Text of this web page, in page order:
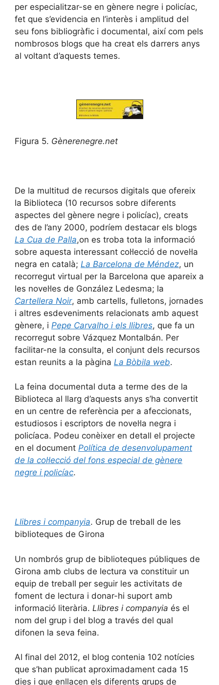
per especialitzar-se en gènere negre i policíac,
fet que s’evidencia en l’interès i amplitud del
seu fons bibliogràfic i documental, així com pels
nombrosos blogs que ha creat els darrers anys
al voltant d’aquests temes.
Figura 5. Gènerenegre.net
De la multitud de recursos digitals que ofereix
la Biblioteca (10 recursos sobre diferents
aspectes del gènere negre i policíac), creats
des de l’any 2000, podríem destacar els blogs
La Cua de Palla,on es troba tota la informació
sobre aquesta interessant col·lecció de novel·la
negra en català; La Barcelona de Méndez, un
recorregut virtual per la Barcelona que apareix a
les novel·les de González Ledesma; la
Cartellera Noir, amb cartells, fulletons, jornades
i altres esdeveniments relacionats amb aquest
gènere, i Pepe Carvalho i els llibres, que fa un
recorregut sobre Vázquez Montalbán. Per
facilitar-ne la consulta, el conjunt dels recursos
estan reunits a la pàgina La Bòbila web.
La feina documental duta a terme des de la
Biblioteca al llarg d’aquests anys s’ha convertit
en un centre de referència per a afeccionats,
estudiosos i escriptors de novel·la negra i
policíaca. Podeu conèixer en detall el projecte
en el document Política de desenvolupament
de la col·lecció del fons especial de gènere
negre i policíac.
Llibres i companyia. Grup de treball de les
biblioteques de Girona
Un nombrós grup de biblioteques públiques de
Girona amb clubs de lectura va constituir un
equip de treball per seguir les activitats de
foment de lectura i donar-hi suport amb
informació literària. Llibres i companyia és el
nom del grup i del blog a través del qual
difonen la seva feina.
Al final del 2012, el blog contenia 102 notícies
que s’han publicat aproximadament cada 15
dies i que enllacen els diferents grups de